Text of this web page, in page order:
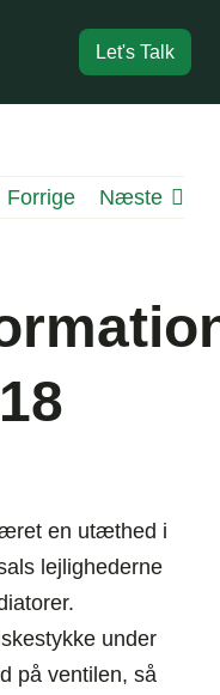
Let's Talk
Forrige Næste
en utæthed i
lejlighederne
under
på ventilen, så